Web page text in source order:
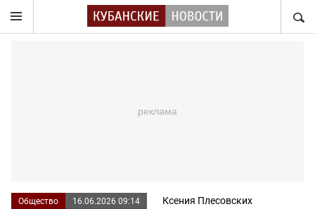
Общество 16.06.2026 09:14 Ксения Плесовских